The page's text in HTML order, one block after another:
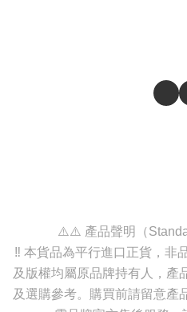
⚠️⚠️ 產品聲明（
‼️ 本貨品為平行進口正貨，非
及版權均屬原品牌持有人，產
及選購參考。購買前請留意產